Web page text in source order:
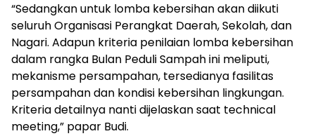
“Sedangkan untuk lomba kebersihan akan diikuti
seluruh Organisasi Perangkat Daerah, Sekolah, dan
Nagari. Adapun kriteria penilaian lomba kebersihan
dalam rangka Bulan Peduli Sampah ini meliputi,
mekanisme persampahan, tersedianya fasilitas
persampahan dan kondisi kebersihan lingkungan.
Kriteria detailnya nanti dijelaskan saat technical
meeting,” papar Budi.